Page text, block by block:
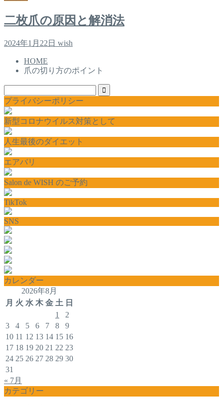
二枚爪の原因と解消法
2024年1月22日 wish
HOME
爪の切り方のポイント
プライバシーポリシー
新型コロナウイルス対策として
人生最後のダイエット
エアバリ
Salon de WISH のご予約
TikTok
SNS
カレンダー
2026年8月
月 火 水 木 金 土 日
1
2
3
4 5 6 7 8
9
10 11 12 13 14 15 16
17 18 19 20 21 22 23
24 25 26 27 28 29 30
31
« 7月
カテゴリー